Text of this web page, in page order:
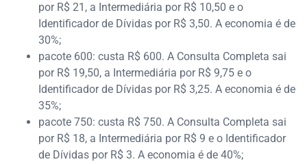
por R$ 21, a Intermediária por R$ 10,50 e o
Identificador de Dívidas por R$ 3,50. A economia é de
30%;
pacote 600: custa R$ 600. A Consulta Completa sai
por R$ 19,50, a Intermediária por R$ 9,75 e o
Identificador de Dívidas por R$ 3,25. A economia é de
35%;
pacote 750: custa R$ 750. A Consulta Completa sai
por R$ 18, a Intermediária por R$ 9 e o Identificador
de Dívidas por R$ 3. A economia é de 40%;